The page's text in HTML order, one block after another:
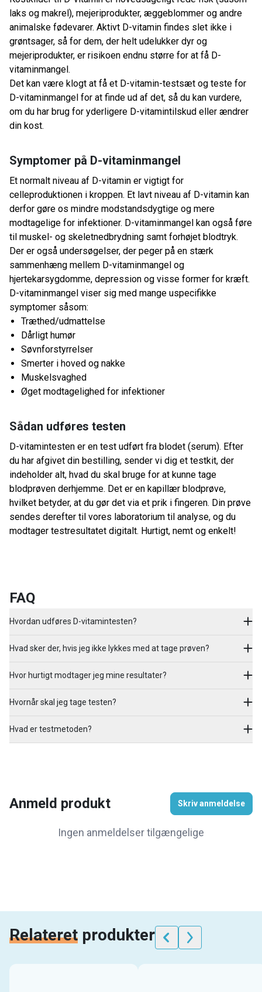
laks og makrel), mejeriprodukter, æggeblommer og andre
animalske fødevarer. Aktivt D-vitamin findes slet ikke i
grøntsager, så for dem, der helt udelukker dyr og
mejeriprodukter, er risikoen endnu større for at få D-
vitaminmangel.
Det kan være klogt at få et D-vitamin-testsæt og teste for
D-vitaminmangel for at finde ud af det, så du kan vurdere,
om du har brug for yderligere D-vitamintilskud eller ændrer
din kost.
Symptomer på D-vitaminmangel
Et normalt niveau af D-vitamin er vigtigt for
celleproduktionen i kroppen. Et lavt niveau af D-vitamin kan
derfor gøre os mindre modstandsdygtige og mere
modtagelige for infektioner. D-vitaminmangel kan også føre
til muskel- og skeletnedbrydning samt forhøjet blodtryk.
Der er også undersøgelser, der peger på en stærk
sammenhæng mellem D-vitaminmangel og
hjertekarsygdomme, depression og visse former for kræft.
D-vitaminmangel viser sig med mange uspecifikke
symptomer såsom:
Træthed/udmattelse
Dårligt humør
Søvnforstyrrelser
Smerter i hoved og nakke
Muskelsvaghed
Øget modtagelighed for infektioner
Sådan udføres testen
D-vitamintesten er en test udført fra blodet (serum). Efter
du har afgivet din bestilling, sender vi dig et testkit, der
indeholder alt, hvad du skal bruge for at kunne tage
blodprøven derhjemme. Det er en kapillær blodprøve,
hvilket betyder, at du gør det via et prik i fingeren. Din prøve
sendes derefter til vores laboratorium til analyse, og du
modtager testresultatet digitalt. Hurtigt, nemt og enkelt!
FAQ
Hvordan udføres D-vitamintesten?
Hvad sker der, hvis jeg ikke lykkes med at tage prøven?
Hvor hurtigt modtager jeg mine resultater?
Hvornår skal jeg tage testen?
Hvad er testmetoden?
Anmeld produkt Skriv anmeldelse
Ingen anmeldelser tilgængelige
Relateret produkter